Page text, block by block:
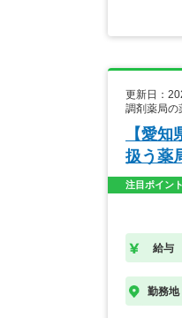
更新日：
調剤薬局
【愛
扱う薬
注目ポイント
給与
勤務地